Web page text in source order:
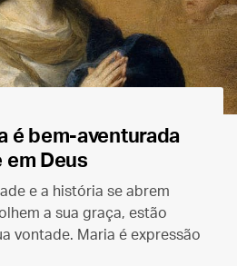
é bem-aventurada
em Deus
e a história se abrem
a sua graça, estão
vontade. Maria é expressão